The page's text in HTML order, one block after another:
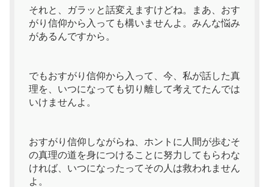
それと、ガラッと話変えますけどね。まあ、おす
がり信仰から入っても構いませんよ。みんな悩み
があるんですから。
でもおすがり信仰から入って、今、私が話した真
理を、いつになっても切り離して考えてたんでは
いけませんよ。
おすがり信仰しながらね、ホントに人間が歩むそ
の真理の道を身につけることに努力してもらわな
ければ、いつになったってその人は救われません
よ。